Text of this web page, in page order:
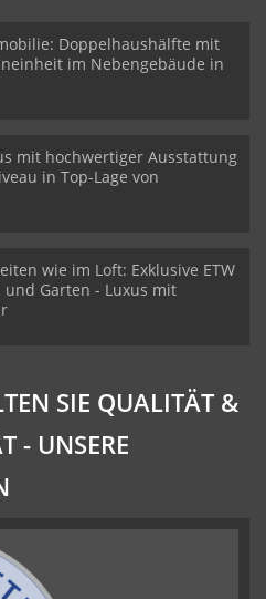
Doppelhaushälfte mit
im Nebengebäude in
mit hochwertiger Ausstattung
in Top-Lage von
wie im Loft: Exklusive ETW
und Garten - Luxus mit
SIE QUALITÄT &
- UNSERE